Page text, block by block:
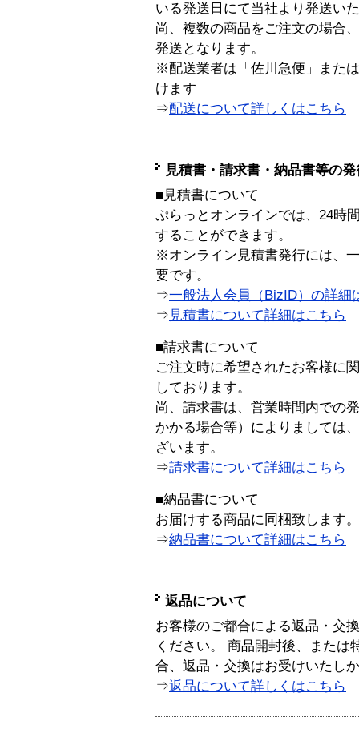
いる発送日にて当社より発送い
尚、複数の商品をご注文の場合
発送となります。
※配送業者は「佐川急便」また
けます
⇒配送について詳しくはこちら
見積書・請求書・納品書等の
■見積書について
ぷらっとオンラインでは、24時
することができます。
※オンライン見積書発行には、
要です。
⇒一般法人会員（BizID）の詳細
⇒ 見積書について詳細はこちら
■請求書について
ご注文時に希望されたお客様に
しております。
尚、請求書は、営業時間内での
かかる場合等）によりましては
ざいます。
⇒請求書について詳細はこちら
■納品書について
お届けする商品に同梱致します。
⇒納品書について詳細はこちら
返品について
お客様のご都合による返品・交
ください。 商品開封後、または
合、返品・交換はお受けいたし
⇒返品について詳しくはこちら